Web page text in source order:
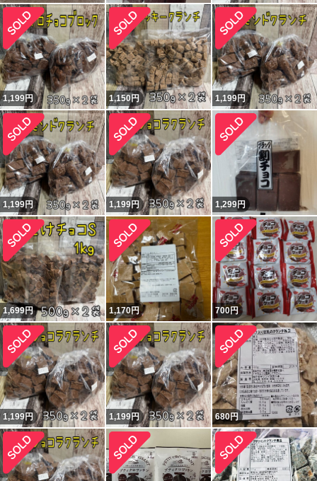
1,199円 1,150円 1,199円
1,199円 1,199円 1,299円
1,699円 1,170円 700円
1,199円 1,199円 680円